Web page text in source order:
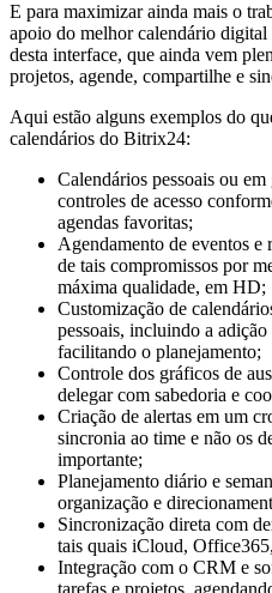
E para maximizar ainda mais o
apoio do melhor calendário
desta interface, que ainda vem
projetos, agende, compartilhe e
Aqui estão alguns exemplos do
calendários do Bitrix24:
Calendários pessoais ou
controles de acesso
agendas favoritas;
Agendamento de eventos e
de tais compromissos por
máxima qualidade, em HD;
Customização de
pessoais, incluindo a
facilitando o planejamento;
Controle dos gráficos de
delegar com sabedoria e
Criação de alertas em um
sincronia ao time e não os
importante;
Planejamento diário e
organização e
Sincronização direta com
tais quais iCloud,
Integração com o CRM e
tarefas e projetos,